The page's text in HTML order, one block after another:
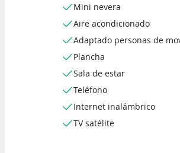
Mini nevera
Aire acondicionado
Adaptado personas de
Plancha
Sala de estar
Teléfono
Internet inalámbrico
TV satélite